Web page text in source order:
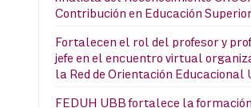
Contribución en Educación
Fortalecen el rol del profesor y
jefe en el encuentro virtual
la Red de Orientación Educacional
FEDUH UBB fortalece la formación